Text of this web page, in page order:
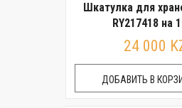
Шкатулка для
RY217418 на
24 000
ДОБАВИТЬ В